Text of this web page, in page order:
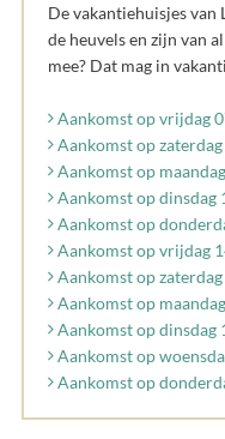
De vakantiehuisjes van
de heuvels en zijn van
mee? Dat mag in
Aankomst op vrijdag
Aankomst op
Aankomst op
Aankomst op dinsdag
Aankomst op
Aankomst op vrijdag
Aankomst op
Aankomst op
Aankomst op dinsdag
Aankomst op
Aankomst op